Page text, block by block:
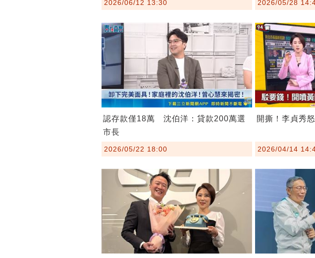
2026/06/12 13:30 2026/05/28
認存款僅18萬 沈伯洋：貸款200萬選
市長
2026/05/22 18:00
開撕！李貞秀
2026/04/14